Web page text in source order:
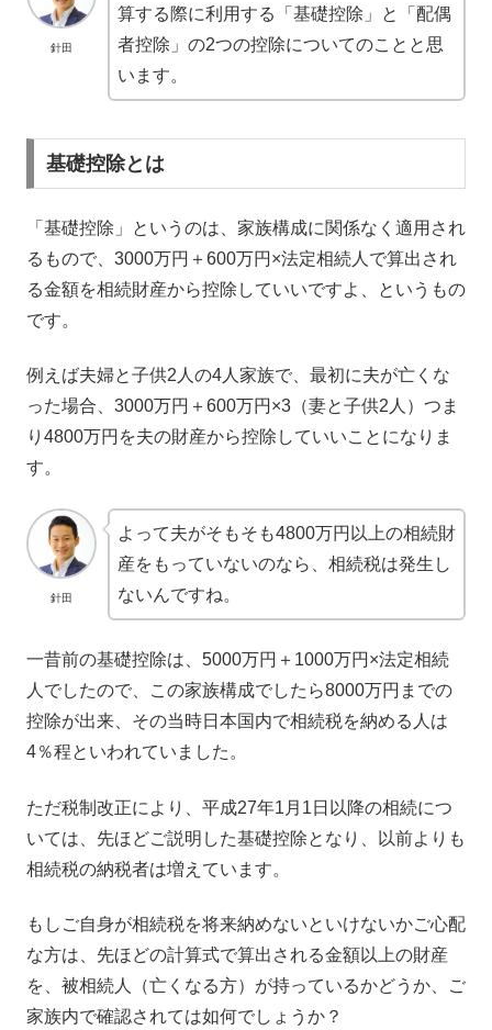
針田
算する際に利用する「基礎控除」と「配偶
者控除」の2つの控除についてのことと思
います。
基礎控除とは
「基礎控除」というのは、家族構成に関係なく適用され
るもので、3000万円＋600万円×法定相続人で算出され
る金額を相続財産から控除していいですよ、というもの
です。
例えば夫婦と子供2人の4人家族で、最初に夫が亡くな
った場合、3000万円＋600万円×3（妻と子供2人）つま
り4800万円を夫の財産から控除していいことになりま
す。
針田
よって夫がそもそも4800万円以上の相続財
産をもっていないのなら、相続税は発生し
ないんですね。
一昔前の基礎控除は、5000万円＋1000万円×法定相続
人でしたので、この家族構成でしたら8000万円までの
控除が出来、その当時日本国内で相続税を納める人は
4％程といわれていました。
ただ税制改正により、平成27年1月1日以降の相続につ
いては、先ほどご説明した基礎控除となり、以前よりも
相続税の納税者は増えています。
もしご自身が相続税を将来納めないといけないかご心配
な方は、先ほどの計算式で算出される金額以上の財産
を、被相続人（亡くなる方）が持っているかどうか、ご
家族内で確認されては如何でしょうか？